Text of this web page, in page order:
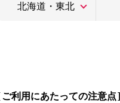
北海道・東北
利用にあたっての注意点]